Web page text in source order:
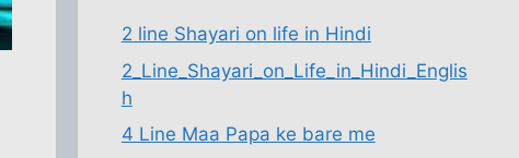
2 line Shayari on life in Hindi
2_Line_Shayari_on_Life_in_Hindi_Englis
h
4 Line Maa Papa ke bare me